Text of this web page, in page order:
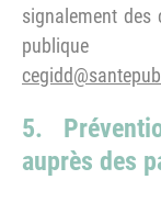
signalement des
5.
auprès des